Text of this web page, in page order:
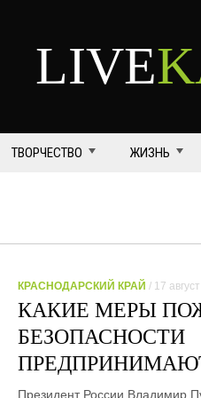
LIVE
ТВОРЧЕСТВО ЖИЗНЬ
КРАСНОДАРСКИЙ КРАЙ / 17
КАКИЕ МЕРЫ
БЕЗОПАСНОСТИ
Президент России Владимир